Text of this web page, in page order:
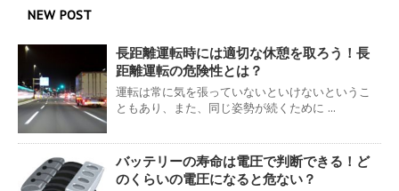
NEW POST
長距離運転時には適切な休憩を取ろう！長
距離運転の危険性とは？
運転は常に気を張っていないといけないというこ
ともあり、また、同じ姿勢が続くために ...
バッテリーの寿命は電圧で判断できる！ど
のくらいの電圧になると危ない？